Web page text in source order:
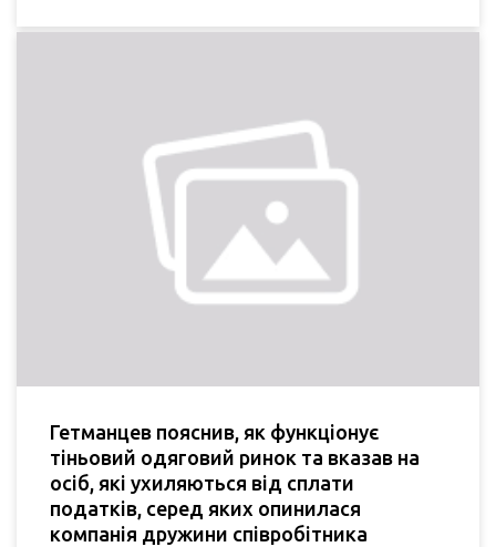
Гетманцев пояснив, як функціонує
тіньовий одяговий ринок та вказав на
осіб, які ухиляються від сплати
податків, серед яких опинилася
компанія дружини співробітника